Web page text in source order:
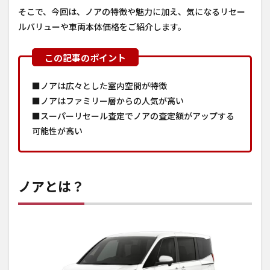
そこで、今回は、ノアの特徴や魅力に加え、気になるリセー
ルバリューや車両本体価格をご紹介します。
■ノアは広々とした室内空間が特徴
■ノアはファミリー層からの人気が高い
■スーパーリセール査定でノアの査定額がアップする
可能性が高い
ノアとは？